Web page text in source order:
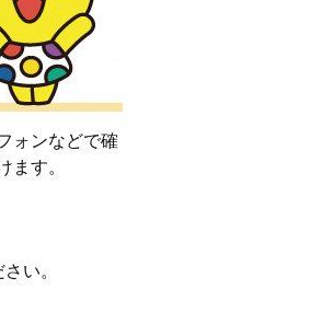
ォンなどで確
ます。
い。